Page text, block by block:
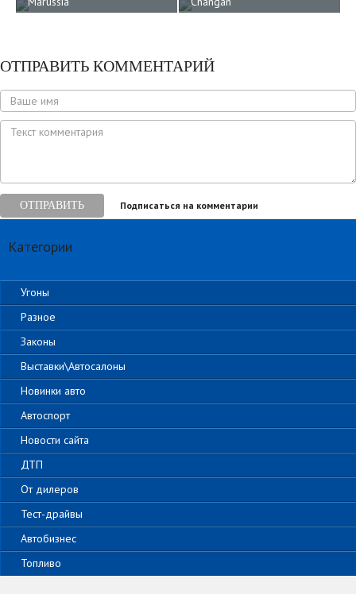
ОТПРАВИТЬ КОММЕНТАРИЙ
ОТПРАВИТЬ Подписаться на комментарии
Категории
Угоны
Разное
Законы
Выставки\Автосалоны
Новинки авто
Автоспорт
Новости сайта
ДТП
От дилеров
Тест-драйвы
Автобизнес
Топливо